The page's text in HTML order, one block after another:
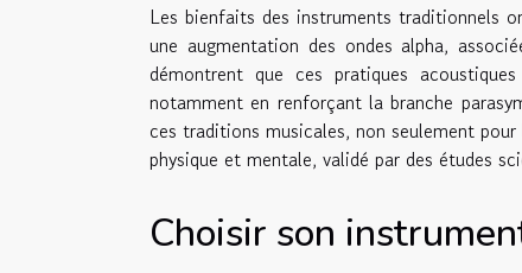
Les bienfaits des instruments traditionnels
une augmentation des ondes alpha,
démontrent que ces pratiques
notamment en renforçant la branche
ces traditions musicales, non seulement
physique et mentale, validé par des études
Choisir son